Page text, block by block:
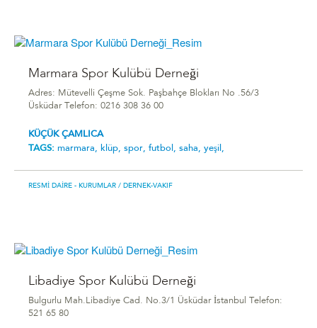
Marmara Spor Kulübü Derneği
Adres: Mütevelli Çeşme Sok. Paşbahçe Blokları No .56/3
Üsküdar Telefon: 0216 308 36 00
KÜÇÜK ÇAMLICA
TAGS: marmara, klüp, spor, futbol, saha, yeşil,
RESMI DAIRE - KURUMLAR / DERNEK-VAKIF
Libadiye Spor Kulübü Derneği
Bulgurlu Mah.Libadiye Cad. No.3/1 Üsküdar İstanbul Telefon:
521 65 80